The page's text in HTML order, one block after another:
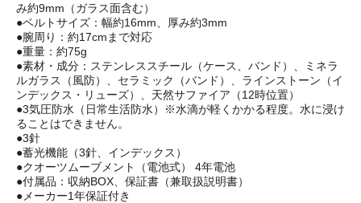
み約9mm（ガラス面含む）
●ベルトサイズ：幅約16mm、厚み約3mm
●腕周り：約17cmまで対応
●重量：約75g
●素材・成分：ステンレススチール（ケース、バンド）、ミネラ
ルガラス（風防）、セラミック（バンド）、ラインストーン（イ
ンデックス・リューズ）、天然サファイア（12時位置）
●3気圧防水（日常生活防水）※水滴が軽くかかる程度。水に浸け
ることはできません。
●3針
●蓄光機能（3針、インデックス）
●クオーツムーブメント（電池式） 4年電池
●付属品：収納BOX、保証書（兼取扱説明書）
●メーカー1年保証付き